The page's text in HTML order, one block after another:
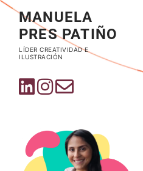
MANUELA
PRES PATIÑO
LÍDER CREATIVIDAD E
ILUSTRACIÓN